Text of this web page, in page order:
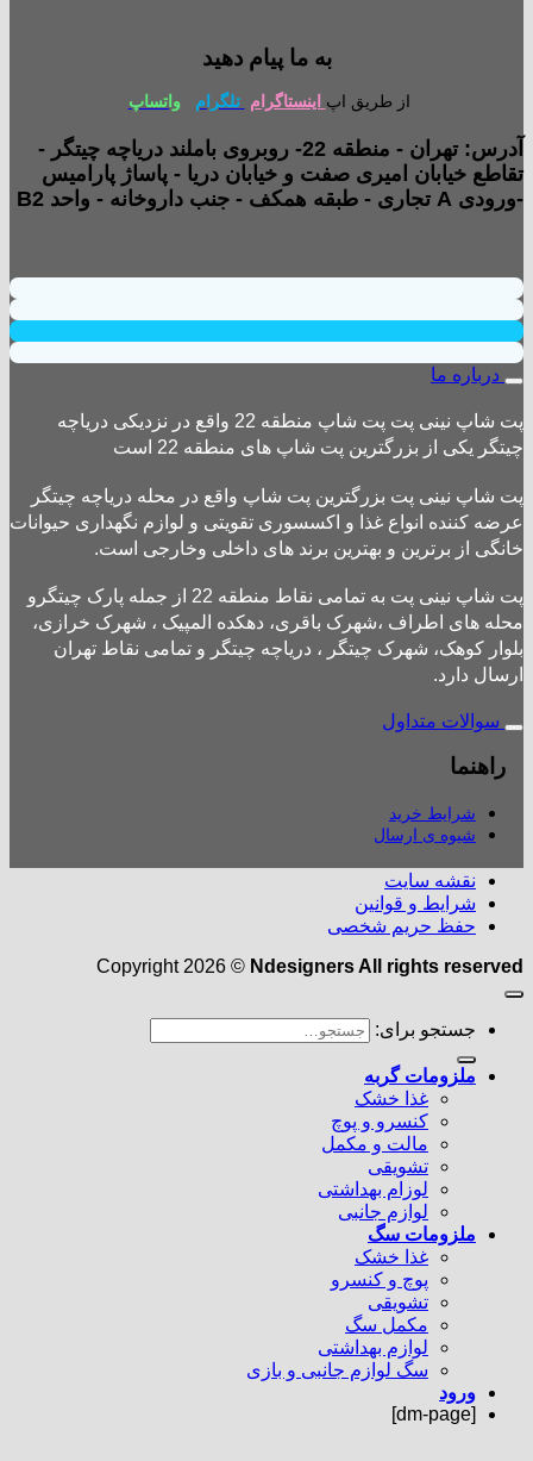
به ما پیام دهید
از طریق اپ اینستاگرام تلگرام واتساپ
آدرس: تهران - منطقه 22- روبروی باملند دریاچه چیتگر -
تقاطع خیابان امیری صفت و خیابان دریا - پاساژ پارامیس
-ورودی A تجاری - طبقه همکف - جنب داروخانه - واحد B2
درباره ما
پت شاپ نینی پت پت شاپ منطقه 22 واقع در نزدیکی دریاچه
چیتگر یکی از بزرگترین پت شاپ های منطقه 22 است
پت شاپ نینی پت بزرگترین پت شاپ واقع در محله دریاچه چیتگر
عرضه کننده انواع غذا و اکسسوری تقویتی و لوازم نگهداری حیوانات
خانگی از برترین و بهترین برند های داخلی وخارجی است.
پت شاپ نینی پت به تمامی نقاط منطقه 22 از جمله پارک چیتگرو
محله های اطراف ،شهرک باقری، دهکده المپیک ، شهرک خرازی،
بلوار کوهک، شهرک چیتگر ، دریاچه چیتگر و تمامی نقاط تهران
ارسال دارد.
سوالات متداول
راهنما
شرایط خرید
شیوه ی ارسال
نقشه سایت
شرایط و قوانین
حفظ حریم شخصی
Copyright 2026 © Ndesigners All rights reserved
جستجو برای:
ملزومات گربه
غذا خشک
کنسرو و پوچ
مالت و مکمل
تشویقی
لوزام بهداشتی
لوازم جانبی
ملزومات سگ
غذا خشک
پوچ و کنسرو
تشویقی
مکمل سگ
لوازم بهداشتی
سگ لوازم جانبی و بازی
ورود
[dm-page]